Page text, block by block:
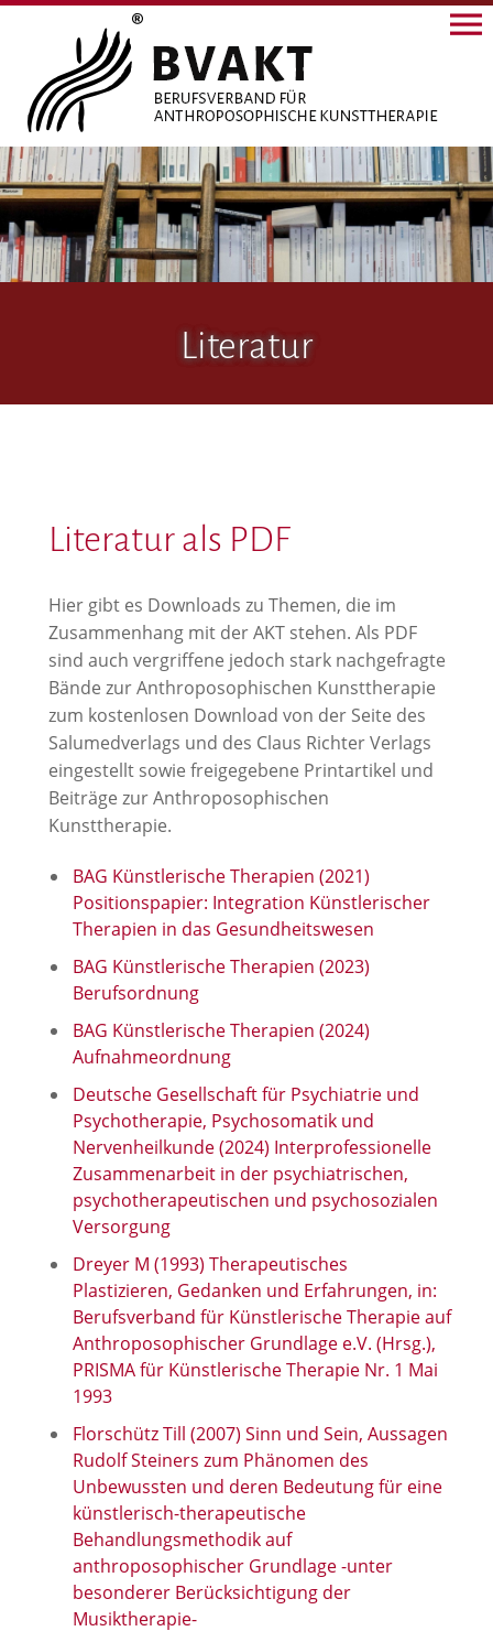
Literatur
Literatur als PDF
Hier gibt es Downloads zu Themen, die im
Zusammenhang mit der AKT stehen. Als PDF
sind auch vergriffene jedoch stark nachgefragte
Bände zur Anthroposophischen Kunsttherapie
zum kostenlosen Download von der Seite des
Salumedverlags und des Claus Richter Verlags
eingestellt sowie freigegebene Printartikel und
Beiträge zur Anthroposophischen
Kunsttherapie.
BAG Künstlerische Therapien (2021)
Positionspapier: Integration Künstlerischer
Therapien in das Gesundheitswesen
BAG Künstlerische Therapien (2023)
Berufsordnung
BAG Künstlerische Therapien (2024)
Aufnahmeordnung
Deutsche Gesellschaft für Psychiatrie und
Psychotherapie, Psychosomatik und
Nervenheilkunde (2024) Interprofessionelle
Zusammenarbeit in der psychiatrischen,
psychotherapeutischen und psychosozialen
Versorgung
Dreyer M (1993) Therapeutisches
Plastizieren, Gedanken und Erfahrungen, in:
Berufsverband für Künstlerische Therapie auf
Anthroposophischer Grundlage e.V. (Hrsg.),
PRISMA für Künstlerische Therapie Nr. 1 Mai
1993
Florschütz Till (2007) Sinn und Sein, Aussagen
Rudolf Steiners zum Phänomen des
Unbewussten und deren Bedeutung für eine
künstlerisch-therapeutische
Behandlungsmethodik auf
anthroposophischer Grundlage -unter
besonderer Berücksichtigung der
Musiktherapie-